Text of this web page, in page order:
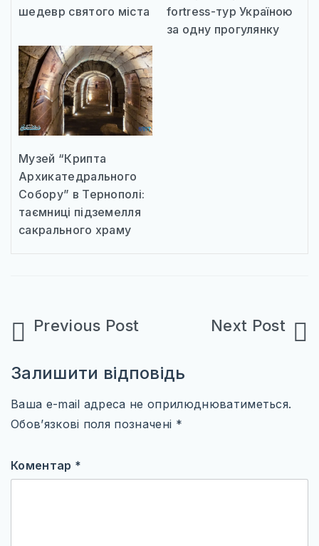
шедевр святого міста
fortress-тур Україною
за одну прогулянку
Музей “Крипта
Архикатедрального
Собору” в Тернополі:
таємниці підземелля
сакрального храму
Навігація
записів
Залишити відповідь
Ваша e-mail адреса не оприлюднюватиметься.
Обов’язкові поля позначені *
Коментар *